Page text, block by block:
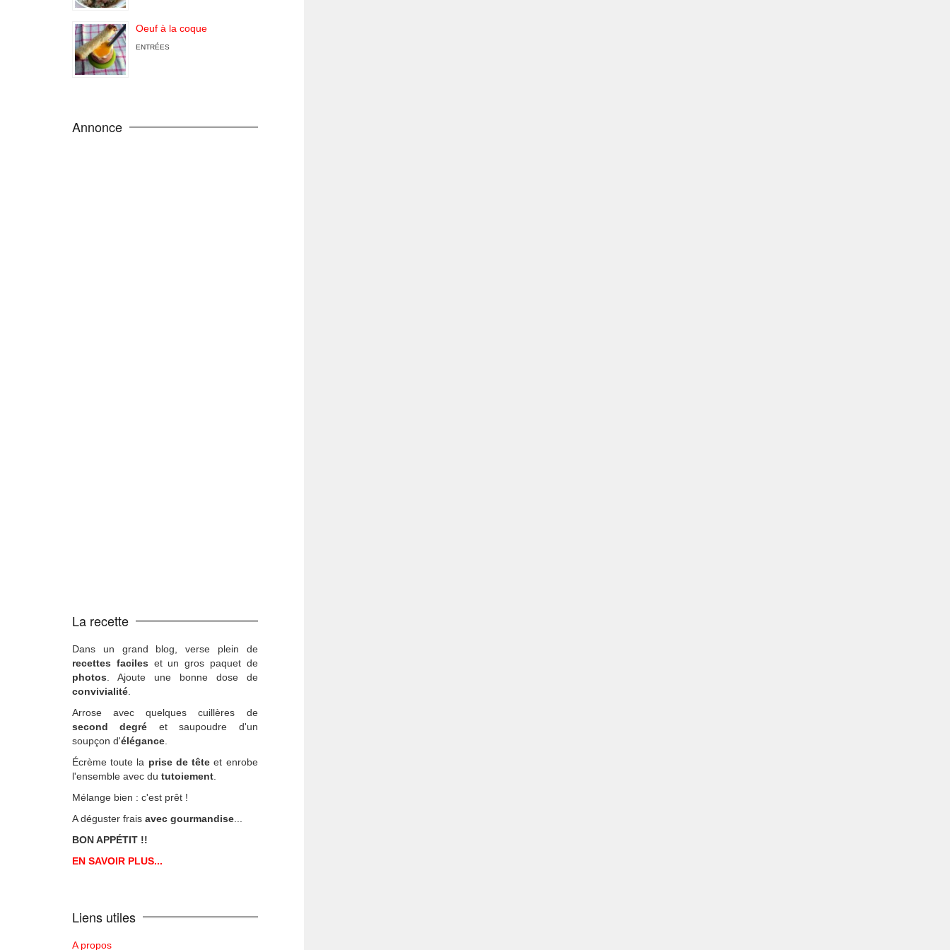
Oeuf à la coque
ENTRÉES
Annonce
La recette
Dans un grand blog, verse plein de
recettes faciles et un gros paquet de
photos . Ajoute une bonne dose de
convivialité
Arrose avec quelques cuillères de
second degré et saupoudre d'un
soupçon d'élégance
Écrème toute la prise de tête et enrobe
l'ensemble avec du tutoiement
Mélange bien : c'est prêt !
A déguster frais avec gourmandise
BON APPÉTIT !!
EN SAVOIR PLUS...
Liens utiles
A propos